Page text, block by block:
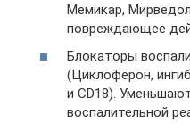
Мемикар,
повреждающее
Блокаторы
(Циклоферон,
и CD18).
воспалительной